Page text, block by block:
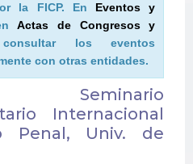
la FICP. En Eventos y
Actas de Congresos y
los eventos
con otras entidades.
Internacional
Penal, Univ. de